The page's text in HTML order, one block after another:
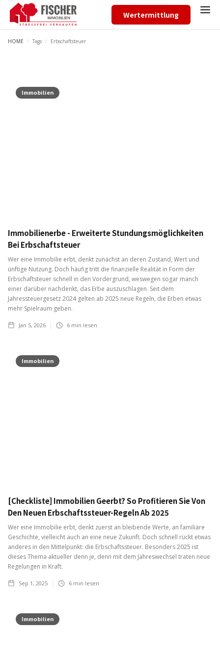
Wertermittlung
HOME / Tags / Erbschaftsteuer
Immobilien
Immobilienerbe - Erweiterte Stundungsmöglichkeiten
Bei Erbschaftsteuer
Wer eine Immobilie erbt, denkt zunächst an deren Zustand, Wert und
ünftige Nutzung. Doch häufig tritt die finanzielle Realität in Form der
Erbschaftsteuer schnell in den Vordergrund, weswegen sogar manch
einer darüber nachdenkt, das Erbe auszuschlagen. Seit dem
Jahressteuergesetz 2024 gelten ab 2025 neue Regeln, die Erben etwas
mehr Spielraum geben.
Jan 5, 2026 6 min lesen
Immobilien
[Checkliste] Immobilien Geerbt? So Profitieren Sie Von
Den Neuen Erbschaftssteuer-Regeln Ab 2025
Wer eine Immobilie erbt, denkt zuerst an bleibende Werte, an familiäre
Geschichte, vielleicht auch an eine neue Zukunft. Doch schnell rückt etwas
anderes in den Mittelpunkt: die Erbschaftssteuer. Besonders 2025 ist
dieses Thema aktueller denn je, denn mit dem Jahreswechsel traten neue
Regelungen in Kraft.
Sep 1, 2025 6 min lesen
Immobilien